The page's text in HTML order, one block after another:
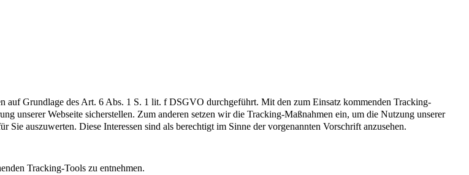
auf Grundlage des Art. 6 Abs. 1 S. 1 lit. f DSGVO durchgeführt. Mit den zum Einsatz kommenden Tracking-
unserer Webseite sicherstellen. Zum anderen setzen wir die Tracking-Maßnahmen ein, um die Nutzung unserer
Sie auszuwerten. Diese Interessen sind als berechtigt im Sinne der vorgenannten Vorschrift anzusehen.
Tracking-Tools zu entnehmen.